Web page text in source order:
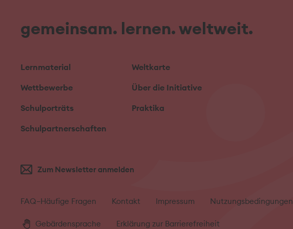
gemeinsam. lernen. weltweit.
Lernmaterial
Wettbewerbe
Schulporträts
Schulpartnerschaften
Weltkarte
Über die Initiative
Praktika
Zum Newsletter anmelden
FAQ–Häufige Fragen Kontakt Impressum Nutzungsbedingungen
Gebärdensprache Erklärung zur Barrierefreiheit